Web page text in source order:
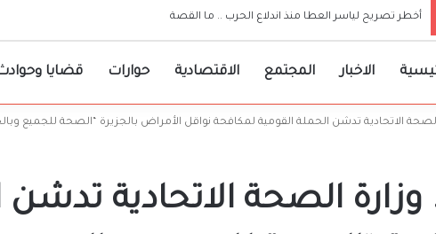
والي الجزيرة يعلن إعتماد الجامعات مرجعية لقرارات حكومة الولاية
الاخبار المجتمع الاقتصادية حوارات قضايا
الاتحادية تدشن الحملة القومية لمكافحة نواقل الأمراض بالجزيرة “الصحة للجميع
الصحة الاتحادية